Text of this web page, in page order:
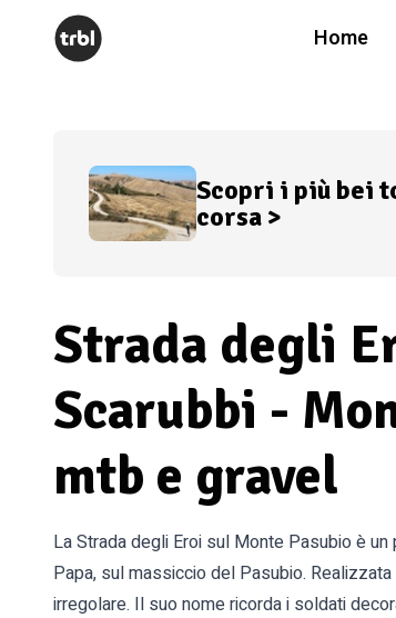
Home
Scopri i più bei
corsa >
Strada degli
Scarubbi -
mtb e gravel
La Strada degli Eroi sul Monte Pasubio è
Papa, sul massiccio del Pasubio.
irregolare. Il suo nome ricorda i soldati